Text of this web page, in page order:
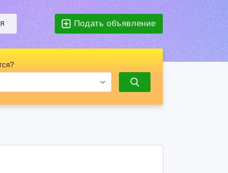
Подать объявление